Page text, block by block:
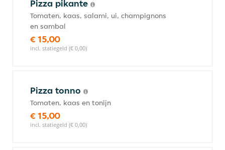
Pizza pikante
Tomaten, kaas, salami, ui, champignons
en sambal
€ 15,00
incl. statiegeld (€ 0,00)
Pizza tonno
Tomaten, kaas en tonijn
€ 15,00
incl. statiegeld (€ 0,00)